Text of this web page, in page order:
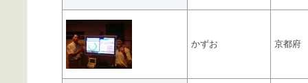
かずお 京都府